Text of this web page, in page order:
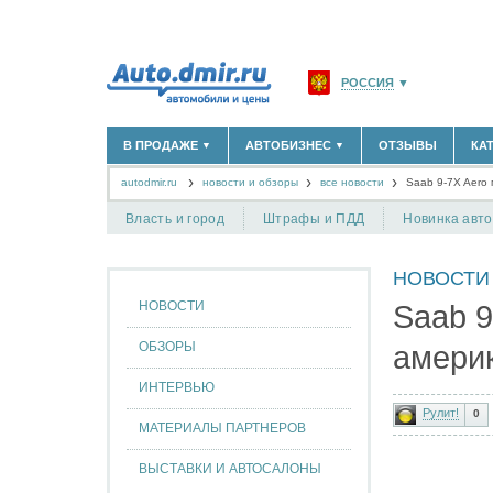
РОССИЯ ▼
САНКТ-ПЕТЕРБУРГ И
КРАСНОДАРСКИЙ КРАЙ
КРЫМ РЕСПУБЛИКА
В ПРОДАЖЕ ▼
НОВЫЕ АВТОМОБИЛИ(30122)
АВТОМОБИЛИ С ПРОБЕГОМ
АВТОБИЗНЕС ▼
ОФИЦИАЛЬНЫЕ ДИЛЕРЫ(1347)
ТАКСИ(278)
+ ДОБАВИТЬ КОМПАНИЮ
ОТЗЫВЫ
autodmir.ru новости и обзоры все новости Saab 9-7X Aero
Власть и город Штрафы и ПДД Новинка
НОВОСТИ
ОБЗОРЫ
ИНТЕРВЬЮ
МАТЕРИАЛЫ ПАРТНЕРОВ
ВЫСТАВКИ И АВТОСАЛОНЫ
НОВОСТИ
Saab
Рулит! 0